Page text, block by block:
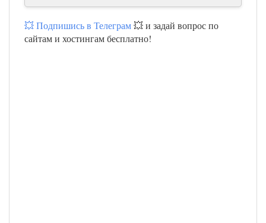
💥 Подпишись в Телеграм💥 и задай вопрос по
сайтам и хостингам бесплатно!